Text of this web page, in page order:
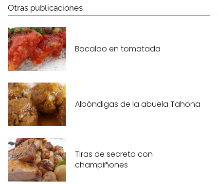
Otras publicaciones
Bacalao en tomatada
Albóndigas de la abuela Tahona
Tiras de secreto con
champiñones